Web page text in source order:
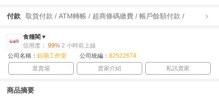
付款 取貨付款 / ATM轉帳 / 超商條碼繳費 / 帳戶餘額付款 /
食糧閣 ♥
信用度： 99% 2 小時前上線
公司名稱： 鈺萌工作室公司統編： 82522674
逛賣場
賣家介紹 私訊賣家
商品摘要